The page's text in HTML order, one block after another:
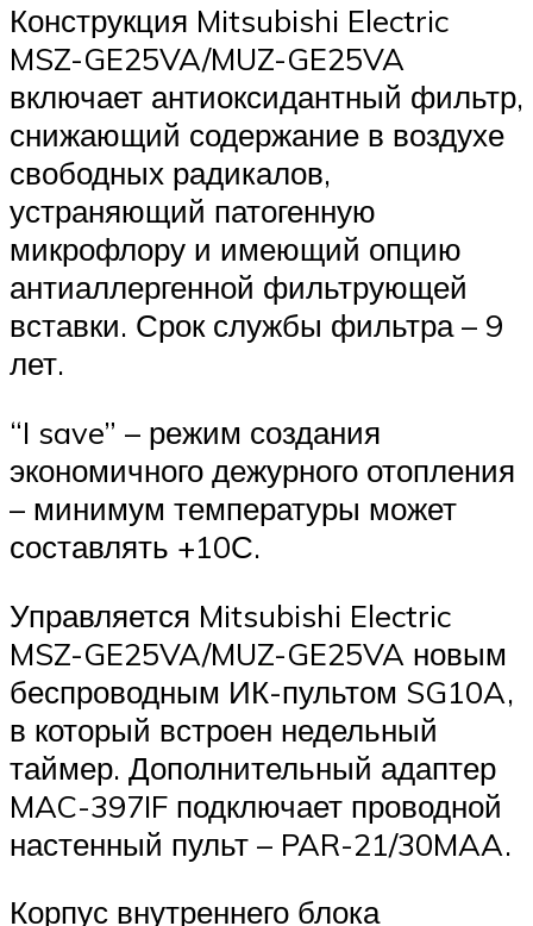
Конструкция Mitsubishi Electric
MSZ-GE25VA/MUZ-GE25VA
включает антиоксидантный фильтр,
снижающий содержание в воздухе
свободных радикалов,
устраняющий патогенную
микрофлору и имеющий опцию
антиаллергенной фильтрующей
вставки. Срок службы фильтра – 9
лет.
“I save” – режим создания
экономичного дежурного отопления
– минимум температуры может
составлять +10С.
Управляется Mitsubishi Electric
MSZ-GE25VA/MUZ-GE25VA новым
беспроводным ИК-пультом SG10A,
в который встроен недельный
таймер. Дополнительный адаптер
MAC-397IF подключает проводной
настенный пульт – PAR-21/30MAA.
Корпус внутреннего блока